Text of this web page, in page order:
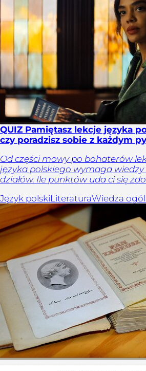
QUIZ Pamiętasz lekcje języka
czy poradzisz sobie z każdym
Od części mowy po bohaterów
języka polskiego wymaga wiedzy
działów. Ile punktów uda ci się
Język polskiLiteraturaWiedza